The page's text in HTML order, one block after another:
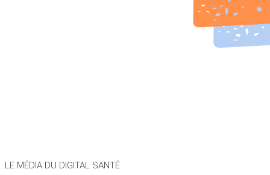
LE MÉDIA DU DIGITAL SANTÉ